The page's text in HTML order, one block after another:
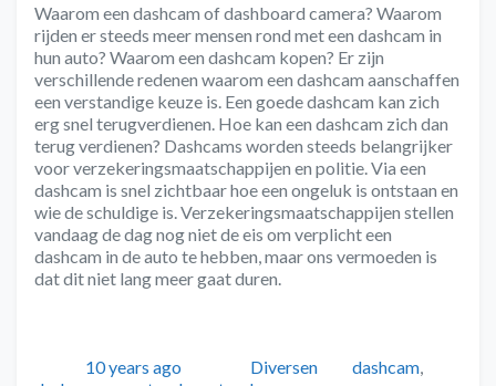
Waarom een dashcam of dashboard camera? Waarom
rijden er steeds meer mensen rond met een dashcam in
hun auto? Waarom een dashcam kopen? Er zijn
verschillende redenen waarom een dashcam aanschaffen
een verstandige keuze is. Een goede dashcam kan zich
erg snel terugverdienen. Hoe kan een dashcam zich dan
terug verdienen? Dashcams worden steeds belangrijker
voor verzekeringsmaatschappijen en politie. Via een
dashcam is snel zichtbaar hoe een ongeluk is ontstaan en
wie de schuldige is. Verzekeringsmaatschappijen stellen
vandaag de dag nog niet de eis om verplicht een
dashcam in de auto te hebben, maar ons vermoeden is
dat dit niet lang meer gaat duren.
Geplaatst
10 years ago AuteurCategorieën
Diversen Tags
dashcam